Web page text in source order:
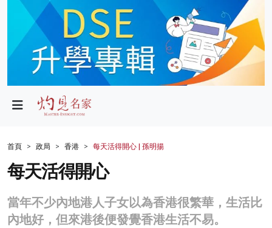
政局
財經
生活
商業
首頁 政局 香港 每天活得開心 | 孫明揚
每天活得開心
當年不少內地港人子女以為香港很繁華，生活比
內地好，但來港後便發覺香港生活不易。